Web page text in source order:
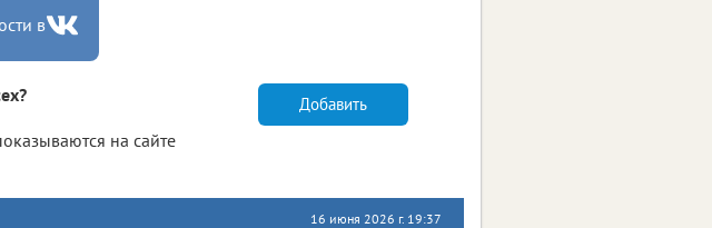
в
на сайте
Добавить
16 июня 2026 г. 19:37